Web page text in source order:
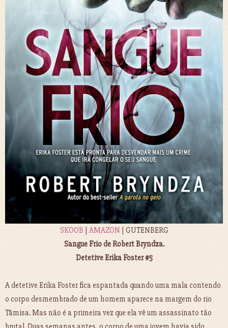
SKOOB AMAZON| GUTENBERG
Sangue Frio de Robert Bryndza.
Detetive Erika Foster #5
A detetive Erika Foster fica espantada quando uma mala contendo
o corpo desmembrado de um homem aparece na margem do rio
Tâmisa. Mas não é a primeira vez que ela vê um assassinato tão